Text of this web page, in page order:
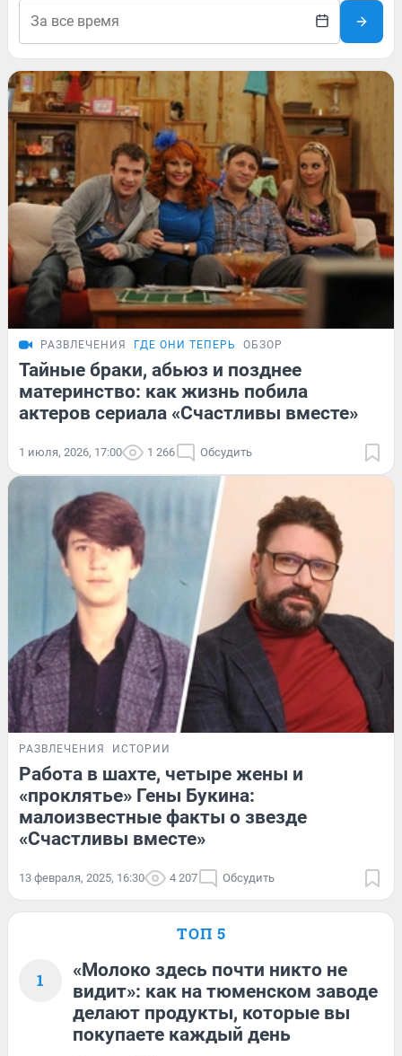
РАЗВЛЕЧЕНИЯ ГДЕ ОНИ ТЕПЕРЬ ОБЗОР
Тайные браки, абьюз и позднее
материнство: как жизнь побила
актеров сериала «Счастливы вместе»
1 июля, 2026, 17:00 1 266 Обсудить
РАЗВЛЕЧЕНИЯ ИСТОРИИ
Работа в шахте, четыре жены и
«проклятье» Гены Букина:
малоизвестные факты о звезде
«Счастливы вместе»
13 февраля, 2025, 16:30 4 207 Обсудить
ТОП 5
1
«Молоко здесь почти никто не
видит»: как на тюменском заводе
делают продукты, которые вы
покупаете каждый день